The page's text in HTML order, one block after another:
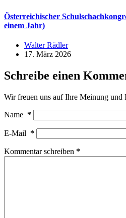
Österreichischer
einem Jahr)
Walter Rädler
17. März 2026
Schreibe einen
Wir freuen uns auf Ihre Meinung und
Name *
E-Mail *
Kommentar schreiben *